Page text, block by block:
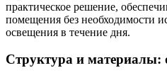
практическое решение,
помещения без необходимости
освещения в течение дня.
Структура и материалы: